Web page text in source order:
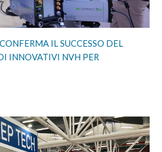
IL SUCCESSO DEL
INNOVATIVI NVH PER